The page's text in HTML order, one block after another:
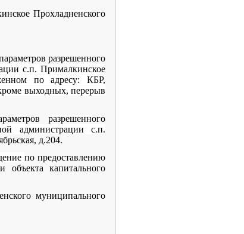
Прохладненского
разрешенного
с.п. Прималкинское
по адресу: КБР,
выходных, перерыв
разрешенного
администрации с.п.
д.204.
по предоставлению
объекта капитального
муниципального